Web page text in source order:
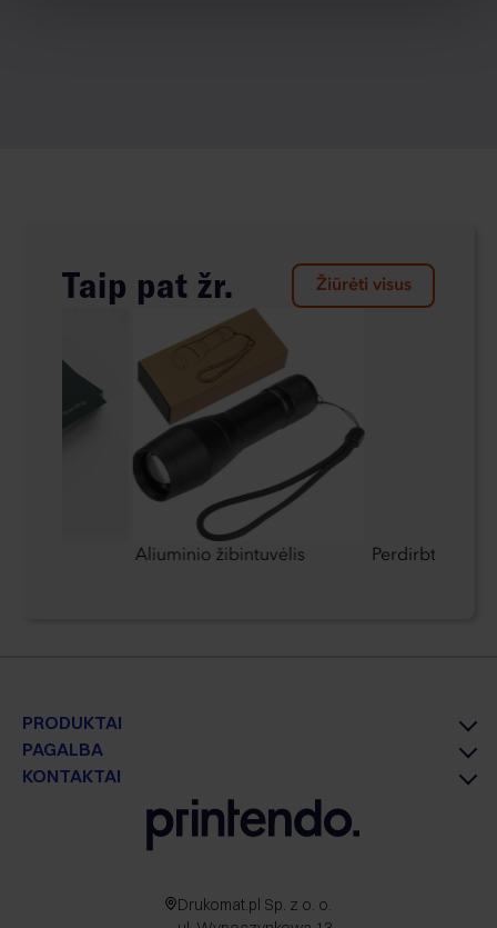
Taip pat žr. Žiūrėti visus
Aliuminio žibintuvėlis Perdirbtas
PRODUKTAI
PAGALBA
KONTAKTAI
Drukomat.pl Sp. z o. o.